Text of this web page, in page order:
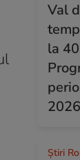
Val
la
2026
Știri